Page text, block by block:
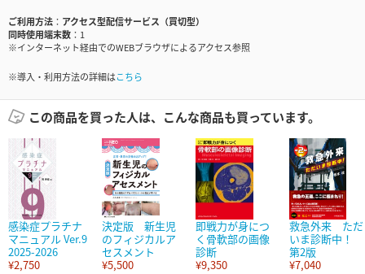
ご利用方法
アクセス型配信サービス（買切型）
同時使用端末数
1
※インターネット経由でのWEBブラウザによるアクセス参照
※導入・利用方法の詳細はこちら
この商品を買った人は、こんな商品も買っています。
感染症プラチナ
マニュアル Ver.9
2025-2026
¥2,750
決定版 新生児
のフィジカルア
セスメント
¥5,500
即戦力が身につ
く骨軟部の画像
診断
¥9,350
救急外来 ただ
いま診断中！
第2版
¥7,040